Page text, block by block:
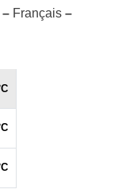
– Français –